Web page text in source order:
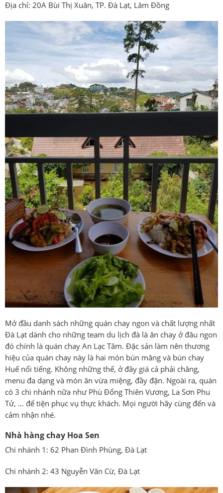
Địa chỉ: 20A Bùi Thị Xuân, TP. Đà Lạt, Lâm Đồng
Mở đầu danh sách những quán chay ngon và chất lượng nhất
Đà Lạt dành cho những team du lịch đà là ăn chay ở đâu ngon
đó chính là quán chay An Lạc Tâm. Đặc sản làm nên thương
hiệu của quán chay này là hai món bún măng và bún chay
Huế nổi tiếng. Không những thế, ở đây giá cả phải chăng,
menu đa dạng và món ăn vừa miệng, đầy đặn. Ngoài ra, quán
có 3 chi nhánh nữa như Phù Đổng Thiên Vương, La Sơn Phu
Tử, … để tiện phục vụ thực khách. Mọi người hãy cùng đến và
cảm nhận nhé.
Nhà hàng chay Hoa Sen
Chi nhánh 1: 62 Phan Đình Phùng, Đà Lạt
Chi nhánh 2: 43 Nguyễn Văn Cừ, Đà Lạt